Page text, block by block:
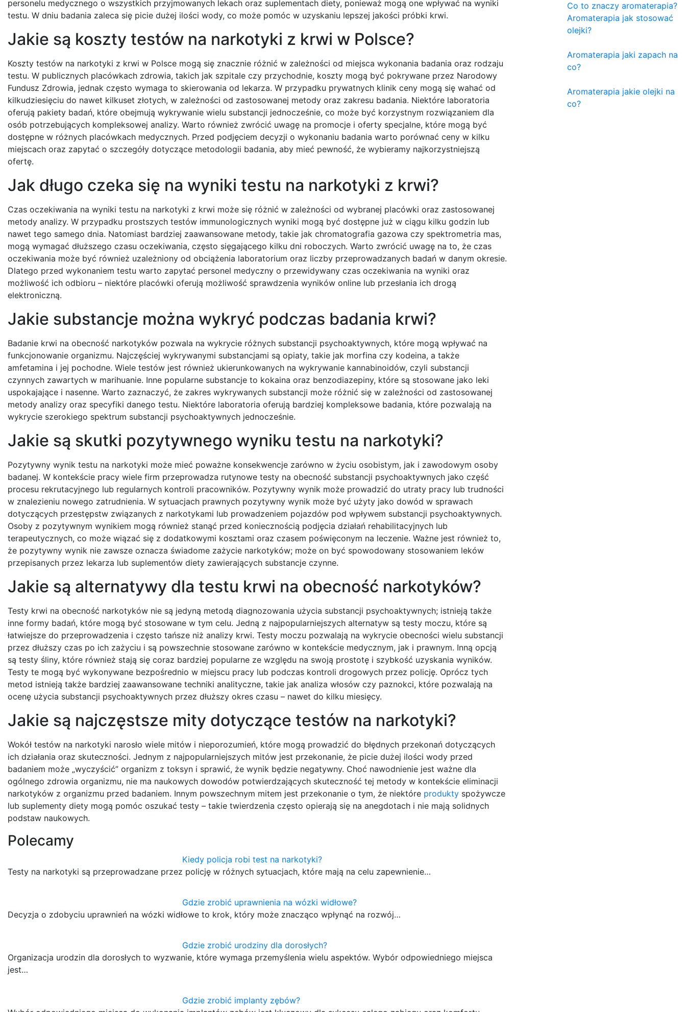
personelu medycznego o wszystkich przyjmowanych lekach oraz suplementach diety, ponieważ mogą one wpływać na wyniki
testu. W dniu badania zaleca się picie dużej ilości wody, co może pomóc w uzyskaniu lepszej jakości próbki krwi.
Jakie są koszty testów na narkotyki z krwi w Polsce?
Koszty testów na narkotyki z krwi w Polsce mogą się znacznie różnić w zależności od miejsca wykonania badania oraz rodzaju
testu. W publicznych placówkach zdrowia, takich jak szpitale czy przychodnie, koszty mogą być pokrywane przez Narodowy
Fundusz Zdrowia, jednak często wymaga to skierowania od lekarza. W przypadku prywatnych klinik ceny mogą się wahać od
kilkudziesięciu do nawet kilkuset złotych, w zależności od zastosowanej metody oraz zakresu badania. Niektóre laboratoria
oferują pakiety badań, które obejmują wykrywanie wielu substancji jednocześnie, co może być korzystnym rozwiązaniem dla
osób potrzebujących kompleksowej analizy. Warto również zwrócić uwagę na promocje i oferty specjalne, które mogą być
dostępne w różnych placówkach medycznych. Przed podjęciem decyzji o wykonaniu badania warto porównać ceny w kilku
miejscach oraz zapytać o szczegóły dotyczące metodologii badania, aby mieć pewność, że wybieramy najkorzystniejszą
ofertę.
Jak długo czeka się na wyniki testu na narkotyki z krwi?
Czas oczekiwania na wyniki testu na narkotyki z krwi może się różnić w zależności od wybranej placówki oraz zastosowanej
metody analizy. W przypadku prostszych testów immunologicznych wyniki mogą być dostępne już w ciągu kilku godzin lub
nawet tego samego dnia. Natomiast bardziej zaawansowane metody, takie jak chromatografia gazowa czy spektrometria mas,
mogą wymagać dłuższego czasu oczekiwania, często sięgającego kilku dni roboczych. Warto zwrócić uwagę na to, że czas
oczekiwania może być również uzależniony od obciążenia laboratorium oraz liczby przeprowadzanych badań w danym okresie.
Dlatego przed wykonaniem testu warto zapytać personel medyczny o przewidywany czas oczekiwania na wyniki oraz
możliwość ich odbioru – niektóre placówki oferują możliwość sprawdzenia wyników online lub przesłania ich drogą
elektroniczną.
Jakie substancje można wykryć podczas badania krwi?
Badanie krwi na obecność narkotyków pozwala na wykrycie różnych substancji psychoaktywnych, które mogą wpływać na
funkcjonowanie organizmu. Najczęściej wykrywanymi substancjami są opiaty, takie jak morfina czy kodeina, a także
amfetamina i jej pochodne. Wiele testów jest również ukierunkowanych na wykrywanie kannabinoidów, czyli substancji
czynnych zawartych w marihuanie. Inne popularne substancje to kokaina oraz benzodiazepiny, które są stosowane jako leki
uspokajające i nasenne. Warto zaznaczyć, że zakres wykrywanych substancji może różnić się w zależności od zastosowanej
metody analizy oraz specyfiki danego testu. Niektóre laboratoria oferują bardziej kompleksowe badania, które pozwalają na
wykrycie szerokiego spektrum substancji psychoaktywnych jednocześnie.
Jakie są skutki pozytywnego wyniku testu na narkotyki?
Pozytywny wynik testu na narkotyki może mieć poważne konsekwencje zarówno w życiu osobistym, jak i zawodowym osoby
badanej. W kontekście pracy wiele firm przeprowadza rutynowe testy na obecność substancji psychoaktywnych jako część
procesu rekrutacyjnego lub regularnych kontroli pracowników. Pozytywny wynik może prowadzić do utraty pracy lub trudności
w znalezieniu nowego zatrudnienia. W sytuacjach prawnych pozytywny wynik może być użyty jako dowód w sprawach
dotyczących przestępstw związanych z narkotykami lub prowadzeniem pojazdów pod wpływem substancji psychoaktywnych.
Osoby z pozytywnym wynikiem mogą również stanąć przed koniecznością podjęcia działań rehabilitacyjnych lub
terapeutycznych, co może wiązać się z dodatkowymi kosztami oraz czasem poświęconym na leczenie. Ważne jest również to,
że pozytywny wynik nie zawsze oznacza świadome zażycie narkotyków; może on być spowodowany stosowaniem leków
przepisanych przez lekarza lub suplementów diety zawierających substancje czynne.
Jakie są alternatywy dla testu krwi na obecność narkotyków?
Testy krwi na obecność narkotyków nie są jedyną metodą diagnozowania użycia substancji psychoaktywnych; istnieją także
inne formy badań, które mogą być stosowane w tym celu. Jedną z najpopularniejszych alternatyw są testy moczu, które są
łatwiejsze do przeprowadzenia i często tańsze niż analizy krwi. Testy moczu pozwalają na wykrycie obecności wielu substancji
przez dłuższy czas po ich zażyciu i są powszechnie stosowane zarówno w kontekście medycznym, jak i prawnym. Inną opcją
są testy śliny, które również stają się coraz bardziej popularne ze względu na swoją prostotę i szybkość uzyskania wyników.
Testy te mogą być wykonywane bezpośrednio w miejscu pracy lub podczas kontroli drogowych przez policję. Oprócz tych
metod istnieją także bardziej zaawansowane techniki analityczne, takie jak analiza włosów czy paznokci, które pozwalają na
ocenę użycia substancji psychoaktywnych przez dłuższy okres czasu – nawet do kilku miesięcy.
Jakie są najczęstsze mity dotyczące testów na narkotyki?
Wokół testów na narkotyki narosło wiele mitów i nieporozumień, które mogą prowadzić do błędnych przekonań dotyczących
ich działania oraz skuteczności. Jednym z najpopularniejszych mitów jest przekonanie, że picie dużej ilości wody przed
badaniem może „wyczyścić” organizm z toksyn i sprawić, że wynik będzie negatywny. Choć nawodnienie jest ważne dla
ogólnego zdrowia organizmu, nie ma naukowych dowodów potwierdzających skuteczność tej metody w kontekście eliminacji
narkotyków z organizmu przed badaniem. Innym powszechnym mitem jest przekonanie o tym, że niektóre produkty spożywcze
lub suplementy diety mogą pomóc oszukać testy – takie twierdzenia często opierają się na anegdotach i nie mają solidnych
podstaw naukowych.
Polecamy
Kiedy policja robi test na narkotyki?
Testy na narkotyki są przeprowadzane przez policję w różnych sytuacjach, które mają na celu zapewnienie…
Gdzie zrobić uprawnienia na wózki widłowe?
Decyzja o zdobyciu uprawnień na wózki widłowe to krok, który może znacząco wpłynąć na rozwój…
Gdzie zrobić urodziny dla dorosłych?
Organizacja urodzin dla dorosłych to wyzwanie, które wymaga przemyślenia wielu aspektów. Wybór odpowiedniego miejsca
jest…
Gdzie zrobić implanty zębów?
Co to znaczy aromaterapia?
Aromaterapia jak stosować
olejki?
Aromaterapia jaki zapach na
co?
Aromaterapia jakie olejki na
co?